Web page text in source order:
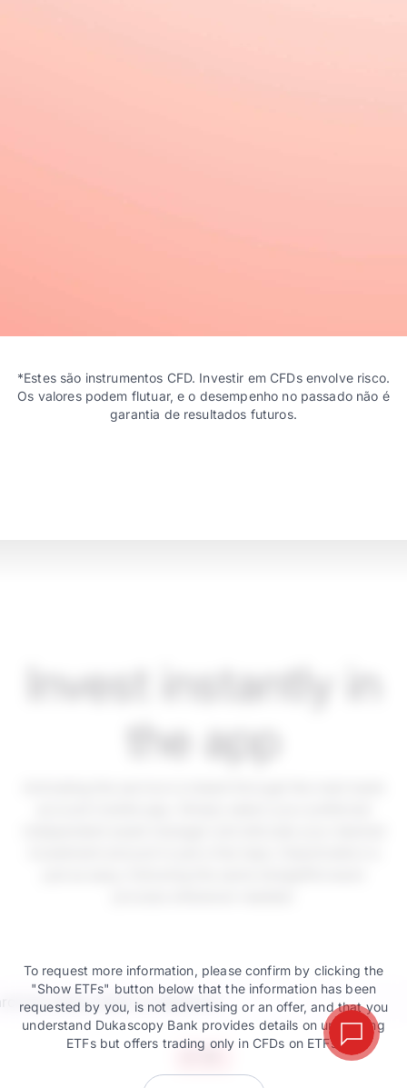
*Estes são instrumentos CFD. Investir em CFDs envolve risco.
Os valores podem flutuar, e o desempenho no passado não é
garantia de resultados futuros.
Invest instantly in
the app
To request more information, please confirm by clicking the
"Show ETFs" button below that the information has been
requested by you, is not advertising or an offer, and that you
understand Dukascopy Bank provides details on underlying
ETFs but offers trading only in CFDs on ETFs.